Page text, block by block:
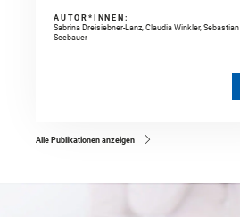
AUTOR*INNEN:
Sabrina Dreisiebner-Lanz, Claudia Winkler, Sebastian
Seebauer
Alle Publikationen anzeigen